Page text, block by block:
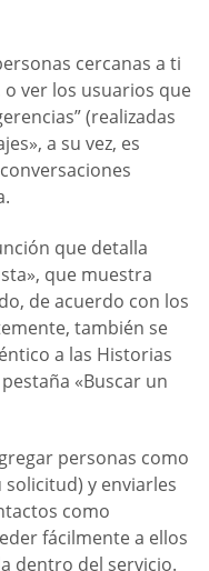
cercanas a ti
o ver los usuarios que
(realizadas
a su vez, es
que detalla
que muestra
de acuerdo con los
también se
a las Historias
«Buscar un
personas como
y enviarles
como
fácilmente a ellos
dentro del servicio.